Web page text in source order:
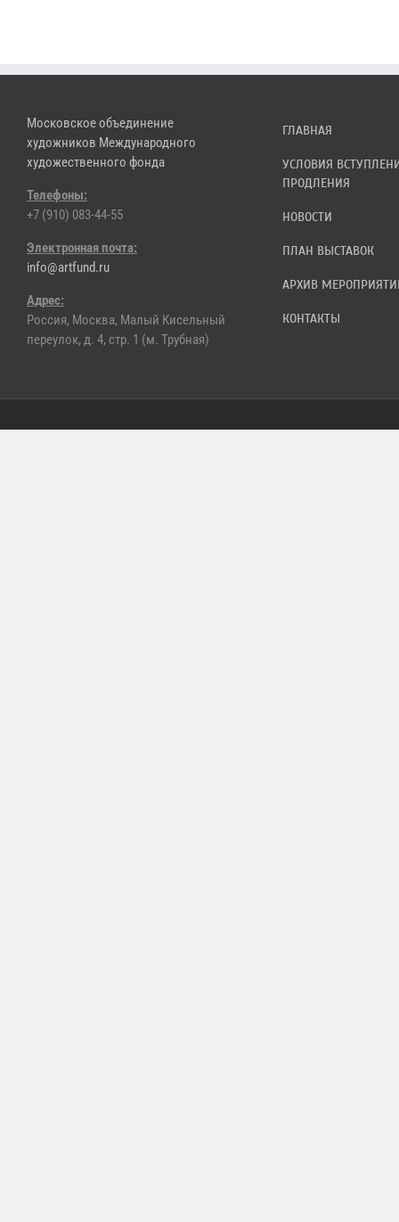
Московское объединение
художников Международного
художественного фонда
Телефоны:
+7 (910) 083-44-55
Электронная почта:
info@artfund.ru
Адрес:
Россия, Москва, Малый Кисельный
переулок, д. 4, стр. 1 (м. Трубная)
ГЛАВНАЯ
УСЛОВИЯ
ПРОДЛЕНИЯ
НОВОСТИ
ПЛАН ВЫСТАВОК
АРХИВ
КОНТАКТЫ